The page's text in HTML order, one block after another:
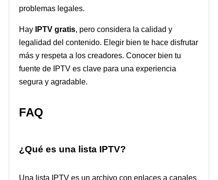
problemas legales.
Hay IPTV gratis, pero considera la calidad y
legalidad del contenido. Elegir bien te hace disfrutar
más y respeta a los creadores. Conocer bien tu
fuente de IPTV es clave para una experiencia
segura y agradable.
FAQ
¿Qué es una lista IPTV?
Una lista IPTV es un archivo con enlaces a canales